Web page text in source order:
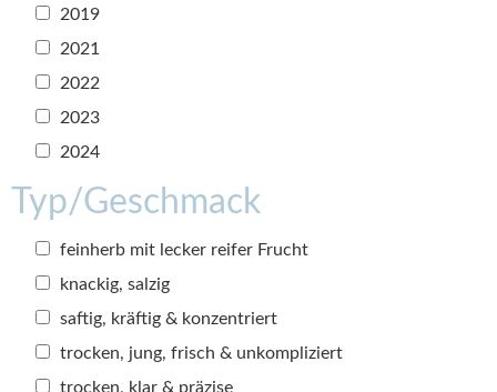
2019
2021
2022
2023
2024
Typ/Geschmack
feinherb mit lecker reifer Frucht
knackig, salzig
saftig, kräftig & konzentriert
trocken, jung, frisch & unkompliziert
trocken, klar & präzise